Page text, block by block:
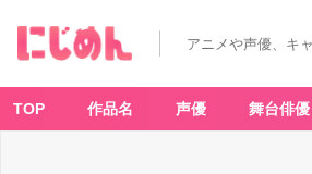
アニメや声優、キ
TOP 作品名 声優 舞台俳優